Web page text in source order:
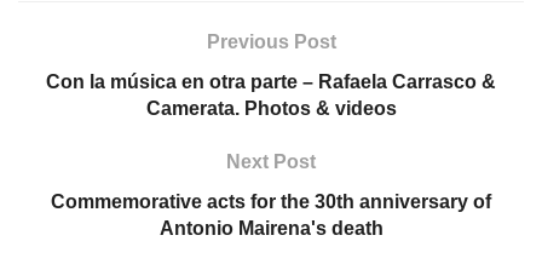
Previous Post
Con la música en otra parte – Rafaela Carrasco &
Camerata. Photos & videos
Next Post
Commemorative acts for the 30th anniversary of
Antonio Mairena's death